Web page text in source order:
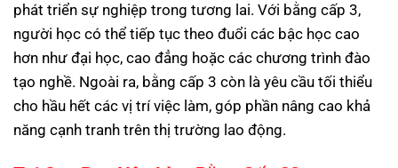
phát triển sự nghiệp trong tương lai. Với bằng cấp 3,
người học có thể tiếp tục theo đuổi các bậc học cao
hơn như đại học, cao đẳng hoặc các chương trình đào
tạo nghề. Ngoài ra, bằng cấp 3 còn là yêu cầu tối thiểu
cho hầu hết các vị trí việc làm, góp phần nâng cao khả
năng cạnh tranh trên thị trường lao động.